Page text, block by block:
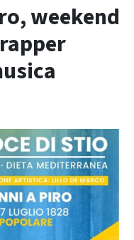
weekend